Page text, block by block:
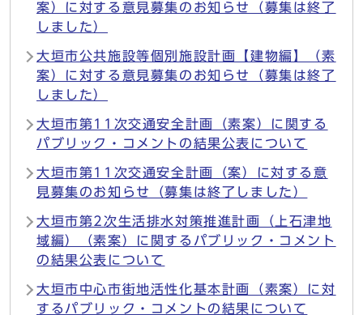
案）に対する意見募集のお知らせ（募集は終了
しました）
大垣市公共施設等個別施設計画【建物編】（素
案）に対する意見募集のお知らせ（募集は終了
しました）
大垣市第11次交通安全計画（素案）に関する
パブリック・コメントの結果公表について
大垣市第11次交通安全計画（案）に対する意
見募集のお知らせ（募集は終了しました）
大垣市第2次生活排水対策推進計画（上石津地
域編）（素案）に関するパブリック・コメント
の結果公表について
大垣市中心市街地活性化基本計画（素案）に対
するパブリック・コメントの結果について